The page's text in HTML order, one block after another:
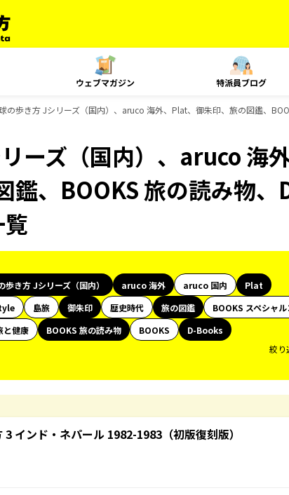
ウェブマガジン 特派員ブログ
の歩き方 Jシリーズ（国内）、aruco 海外、Plat、御朱印、旅の図鑑、
ーズ（国内）、aruco 海
鑑、BOOKS 旅の読み物
歩き方 Jシリーズ（国内） aruco 海外 aruco 国内
Plat
島旅 御朱印 歴史時代 旅の図鑑
BOOKS スペシャ
と健康 BOOKS 旅の読み物 BOOKS
D-Books
絞り
インド・ネパール 1982-1983（初版復刻版）